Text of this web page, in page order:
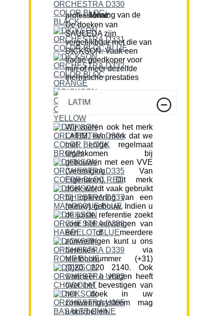
Mening van de professional:
De doeken van
SAULEDA zijn
vergelijkbaar met die van
DICKSON. Vaak een
fractie goedkoper voor
min of meer dezelfde
thermische prestaties
LATIM
Wij voeren ook het merk
LATIM, een merk dat we
met enige regelmaat
tegenkomen bij
gebouwen met een VVE
(Vereniging Van
Eigenaren). Dit merk
doek wordt vaak gebruikt
bij oplevering van een
(nieuw) gebouw. Indien u
de juiste referentie zoekt
voor het vervangen van
één of meerdere
zonweringen kunt u ons
bereiken via
telefoonnummer (+31)
(0)20 220 2140. Ook
wanneer u vragen heeft
over het bevestigen van
het doek in uw
zonweringsysteem mag
u ons bellen.